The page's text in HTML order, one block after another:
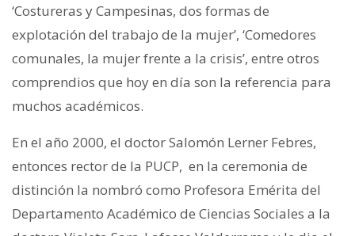
‘Costureras y Campesinas, dos formas de
explotación del trabajo de la mujer’, ‘Comedores
comunales, la mujer frente a la crisis’, entre otros
comprendios que hoy en día son la referencia para
muchos académicos.
En el año 2000, el doctor Salomón Lerner Febres,
entonces rector de la PUCP, en la ceremonia de
distinción la nombró como Profesora Emérita del
Departamento Académico de Ciencias Sociales a la